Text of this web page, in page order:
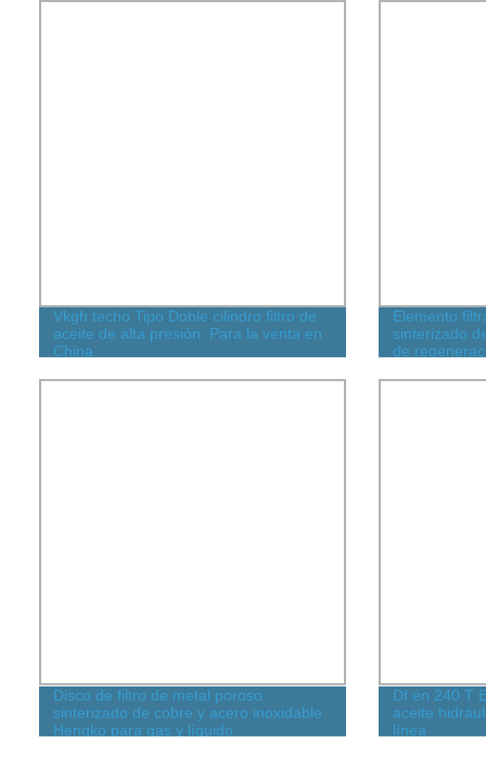
Vkgh techo Tipo Doble cilindro filtro de
aceite de alta presión. Para la venta en
China
Elemento
sinterizado
de
Disco de filtro de metal poroso
sinterizado de cobre y acero inoxidable
Hengko para gas y líquido
Df en 240 T
aceite
línea